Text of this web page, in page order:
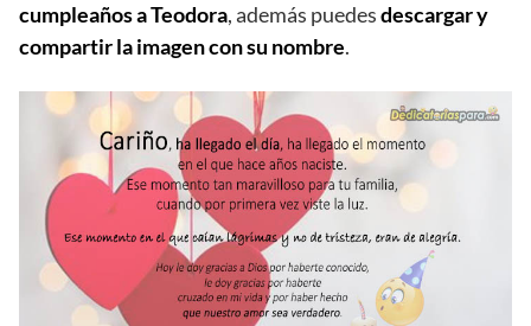
cumpleaños a Teodora, además puedesdescargar y
compartir la imagen con su nombre.